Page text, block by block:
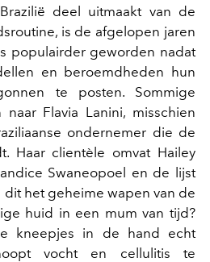
deel uitmaakt van de
is de afgelopen jaren
populairder geworden nadat
en beroemdheden hun
te posten. Sommige
Flavia Lanini, misschien
ondernemer die de
Haar clientèle omvat Hailey
Swaneopoel en de lijst
dit het geheime wapen van de
huid in een mum van tijd?
kneepjes in de hand echt
vocht en cellulitis te